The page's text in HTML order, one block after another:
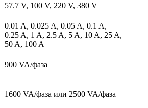
57.7 V, 100 V, 220 V, 380 V
0.01 A, 0.025 A, 0.05 A, 0.1 A,
0.25 A, 1 A, 2.5 A, 5 A, 10 A, 25 A,
50 A, 100 A
900 VA/фаза
1600 VA/фаза или 2500 VA/фаза